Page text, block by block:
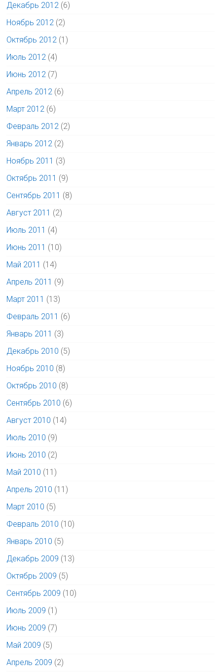
Декабрь 2012 (6)
Ноябрь 2012 (2)
Октябрь 2012 (1)
Июль 2012 (4)
Июнь 2012 (7)
Апрель 2012 (6)
Март 2012 (6)
Февраль 2012 (2)
Январь 2012 (2)
Ноябрь 2011 (3)
Октябрь 2011 (9)
Сентябрь 2011 (8)
Август 2011 (2)
Июль 2011 (4)
Июнь 2011 (10)
Май 2011 (14)
Апрель 2011 (9)
Март 2011 (13)
Февраль 2011 (6)
Январь 2011 (3)
Декабрь 2010 (5)
Ноябрь 2010 (8)
Октябрь 2010 (8)
Сентябрь 2010 (6)
Август 2010 (14)
Июль 2010 (9)
Июнь 2010 (2)
Май 2010 (11)
Апрель 2010 (11)
Март 2010 (5)
Февраль 2010 (10)
Январь 2010 (5)
Декабрь 2009 (13)
Октябрь 2009 (5)
Сентябрь 2009 (10)
Июль 2009 (1)
Июнь 2009 (7)
Май 2009 (5)
Апрель 2009 (2)